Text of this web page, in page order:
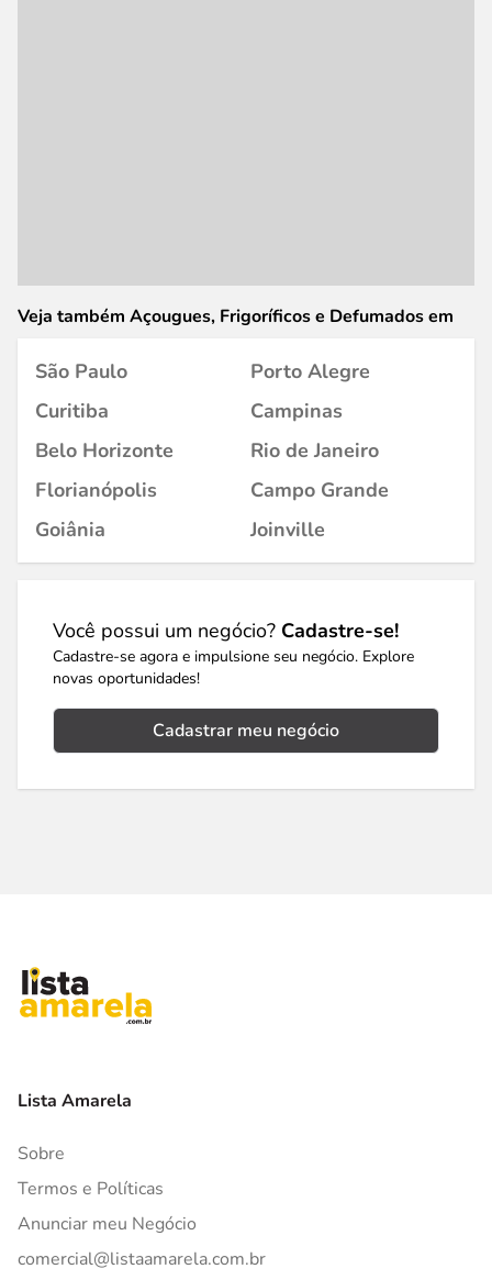
Veja também Açougues, Frigoríficos e Defumados em
São Paulo
Porto Alegre
Curitiba
Campinas
Belo Horizonte
Rio de Janeiro
Florianópolis
Campo Grande
Goiânia
Joinville
Você possui um negócio? Cadastre-se!
Cadastre-se agora e impulsione seu negócio. Explore
novas oportunidades!
Cadastrar meu negócio
Lista Amarela
Sobre
Termos e Políticas
Anunciar meu Negócio
comercial@listaamarela.com.br